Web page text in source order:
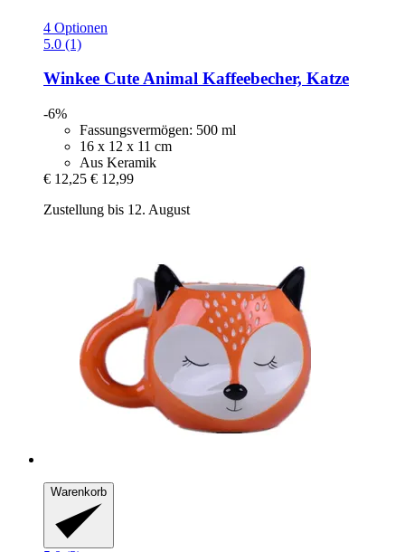
4 Optionen
5.0 (1)
Winkee Cute Animal Kaffeebecher, Katze
-6%
Fassungsvermögen: 500 ml
16 x 12 x 11 cm
Aus Keramik
€ 12,25 € 12,99
Zustellung bis 12. August
Warenkorb